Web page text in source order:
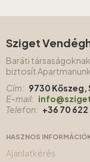
Sziget
Baráti
biztosít Apartmanunk
Cím: 9730 Kőszeg,
E-mail:
Telefon: +36 70
HASZNOS
Ajánlatkérés